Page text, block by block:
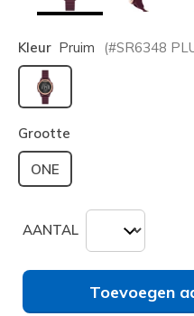
Kleur Pruim (#SR6348
geselecteerd
Grootte
ONE
AANTAL
Toevoegen